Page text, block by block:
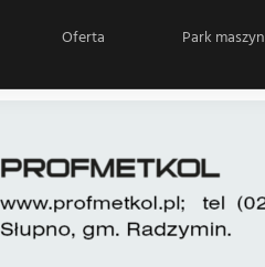
Oferta Park maszyn